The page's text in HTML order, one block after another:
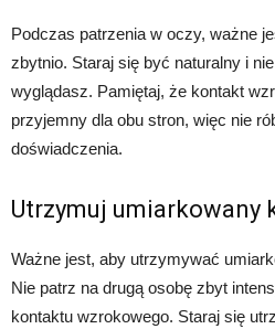
Podczas patrzenia w oczy, ważne
zbytnio. Staraj się być naturalny i
wyglądasz. Pamiętaj, że kontakt
przyjemny dla obu stron, więc nie
doświadczenia.
Utrzymuj umiarkowany
Ważne jest, aby utrzymywać
Nie patrz na drugą osobę zbyt
kontaktu wzrokowego. Staraj się